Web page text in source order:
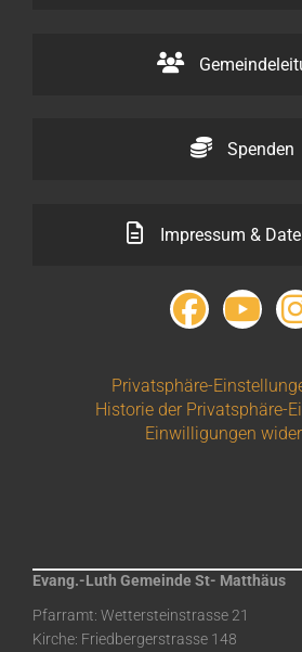
Spenden
Impressum &
Privatsphäre-
Historie der Privatsphäre-
Einwilligungen
Evang.-Luth Gemeinde St- Matthäus
Pfarramt: Wettersteinstrasse 21
Kirche: Friedbergerstrasse 148